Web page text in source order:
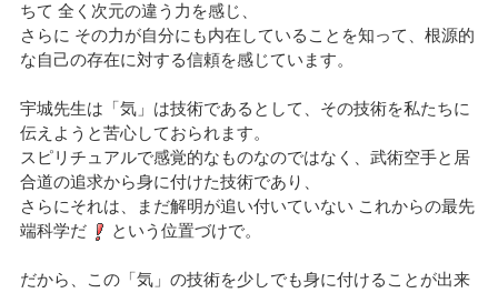
ちて 全く次元の違う力を感じ、
さらに その力が自分にも内在していることを知って、根源的
な自己の存在に対する信頼を感じています。
宇城先生は「気」は技術であるとして、その技術を私たちに
伝えようと苦心しておられます。
スピリチュアルで感覚的なものなのではなく、武術空手と居
合道の追求から身に付けた技術であり、
さらにそれは、まだ解明が追い付いていない これからの最先
端科学だ
という位置づけで。
だから、この「気」の技術を少しでも身に付けることが出来